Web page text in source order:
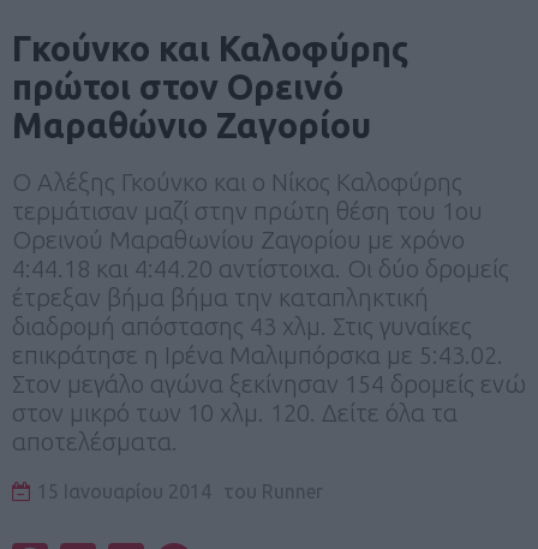
Γκούνκο και Καλοφύρης
πρώτοι στον Ορεινό
Μαραθώνιο Ζαγορίου
Ο Αλέξης Γκούνκο και ο Νίκος Καλοφύρης
τερμάτισαν μαζί στην πρώτη θέση του 1ου
Ορεινού Μαραθωνίου Ζαγορίου με χρόνο
4:44.18 και 4:44.20 αντίστοιχα. Οι δύο δρομείς
έτρεξαν βήμα βήμα την καταπληκτική
διαδρομή απόστασης 43 χλμ. Στις γυναίκες
επικράτησε η Ιρένα Μαλιμπόρσκα με 5:43.02.
Στον μεγάλο αγώνα ξεκίνησαν 154 δρομείς ενώ
στον μικρό των 10 χλμ. 120. Δείτε όλα τα
αποτελέσματα.
15 Ιανουαρίου 2014 του Runner